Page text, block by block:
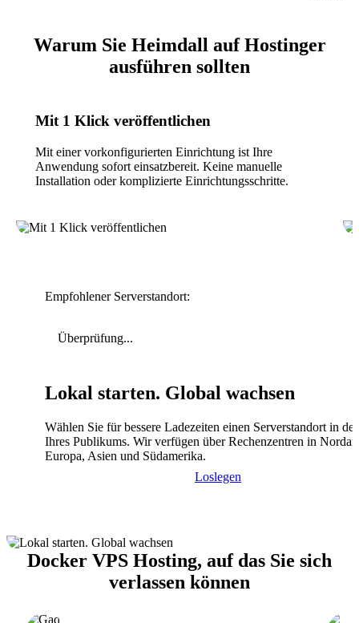
Warum Sie Heimdall auf Hostinger
ausführen sollten
Mit 1 Klick veröffentlichen
Mit einer vorkonfigurierten Einrichtung ist Ihre
Anwendung sofort einsatzbereit. Keine manuelle
Installation oder komplizierte Einrichtungsschritte.
Empfohlener Serverstandort:
Überprüfung...
Lokal starten. Global wachsen
Wählen Sie für bessere Ladezeiten einen Serverstandort in
Ihres Publikums. Wir verfügen über Rechenzentren in
Europa, Asien und Südamerika.
Loslegen
Docker VPS Hosting, auf das Sie sich
verlassen können